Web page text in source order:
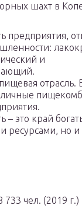
шахт в
предприятия,
и
отрасль.
– это край
ресурсами, но
733 чел. (2019 г.)